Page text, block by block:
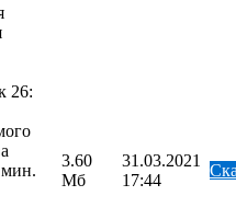
26:
мин.
3.60
Мб
31.03.2021
17:44